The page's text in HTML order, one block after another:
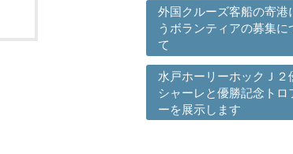
外国クルーズ客船の寄港
うボランティアの募集に
て
水戸ホーリーホックＪ２
シャーレと優勝記念トロ
ーを展示します